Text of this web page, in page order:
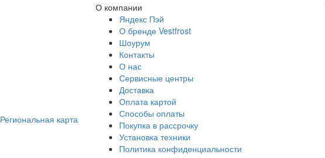
О компании
Региональная карта
Яндекс Пэй
О бренде Vestfrost
Шоурум
Контакты
О нас
Сервисные центры
Доставка
Оплата картой
Способы оплаты
Покупка в рассрочку
Установка техники
Политика конфиденциальности